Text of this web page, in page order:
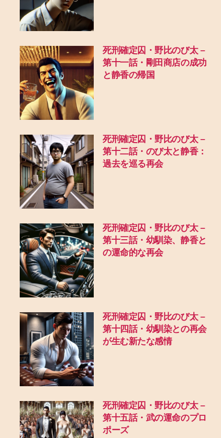
死刑確定囚・野比のび太 –
第十一話・剛田商店の成功
と静香の帰国
死刑確定囚・野比のび太 –
第十二話・のび太と静香：
過去を巡る再会
死刑確定囚・野比のび太 –
第十三話・幼馴染、静香と
の運命的な再会
死刑確定囚・野比のび太 –
第十四話・幼馴染との再会
が生む新たな感情
死刑確定囚・野比のび太 –
第十五話・武の運命のプロ
ポーズ